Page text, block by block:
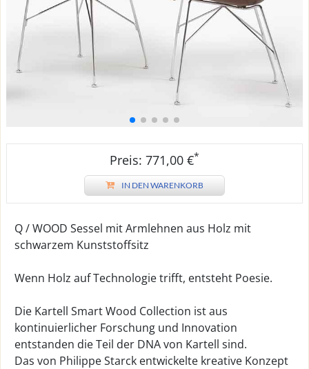
Preis: 771,00 €*
IN DEN WARENKORB
Q / WOOD Sessel mit Armlehnen aus Holz mit
schwarzem Kunststoffsitz
Wenn Holz auf Technologie trifft, entsteht Poesie.
Die Kartell Smart Wood Collection ist aus
kontinuierlicher Forschung und Innovation
entstanden die Teil der DNA von Kartell sind.
Das von Philippe Starck entwickelte kreative Konzept